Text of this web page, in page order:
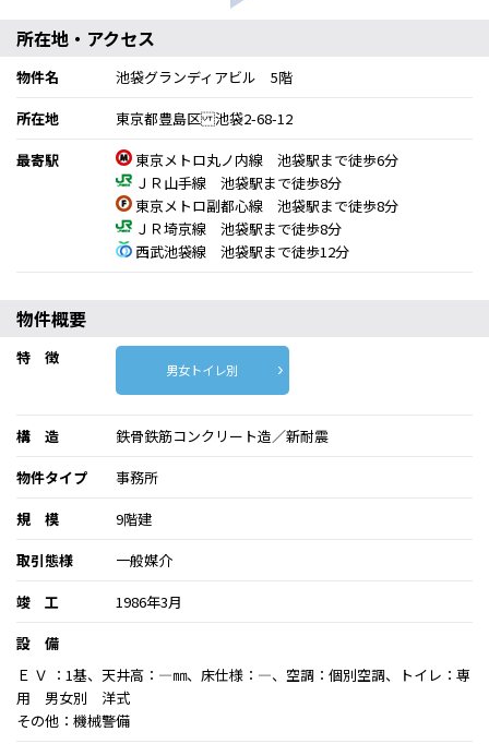
所在地・アクセス
物件名
池袋グランディアビル 5階
所在地
東京都豊島区 池袋2-68-12
最寄駅
東京メトロ丸ノ内線 池袋駅まで徒歩6分
ＪＲ山手線 池袋駅まで徒歩8分
東京メトロ副都心線 池袋駅まで徒歩8分
ＪＲ埼京線 池袋駅まで徒歩8分
西武池袋線 池袋駅まで徒歩12分
物件概要
特 徴
男女トイレ別
構 造
鉄骨鉄筋コンクリート造／新耐震
物件タイプ
事務所
規 模
9階建
取引態様
一般媒介
竣 工
1986年3月
設 備
Ｅ Ｖ ：1基、天井高：―㎜、床仕様：―、空調：個別空調、トイレ：専
用 男女別 洋式
その他：機械警備